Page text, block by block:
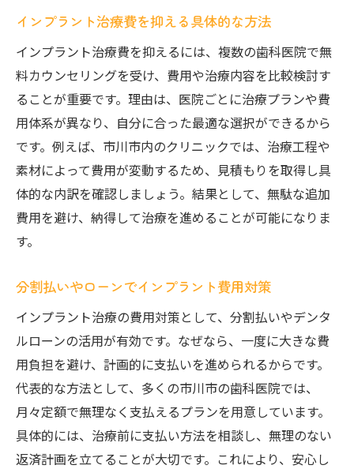
インプラント治療費を抑える具体的な方法
インプラント治療費を抑えるには、複数の歯科医院で無
料カウンセリングを受け、費用や治療内容を比較検討す
ることが重要です。理由は、医院ごとに治療プランや費
用体系が異なり、自分に合った最適な選択ができるから
です。例えば、市川市内のクリニックでは、治療工程や
素材によって費用が変動するため、見積もりを取得し具
体的な内訳を確認しましょう。結果として、無駄な追加
費用を避け、納得して治療を進めることが可能になりま
す。
分割払いやローンでインプラント費用対策
インプラント治療の費用対策として、分割払いやデンタ
ルローンの活用が有効です。なぜなら、一度に大きな費
用負担を避け、計画的に支払いを進められるからです。
代表的な方法として、多くの市川市の歯科医院では、
月々定額で無理なく支払えるプランを用意しています。
具体的には、治療前に支払い方法を相談し、無理のない
返済計画を立てることが大切です。これにより、安心し